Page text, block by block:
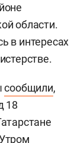
области.
в интересах
сообщили,
18